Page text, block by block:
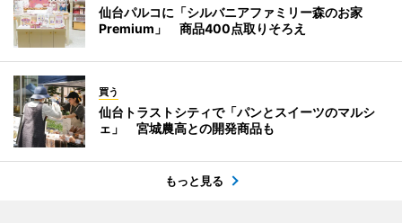
仙台パルコに「シルバニアファミリー森のお家
Premium」 商品400点取りそろえ
買う
仙台トラストシティで「パンとスイーツのマルシ
ェ」 宮城農高との開発商品も
もっと見る